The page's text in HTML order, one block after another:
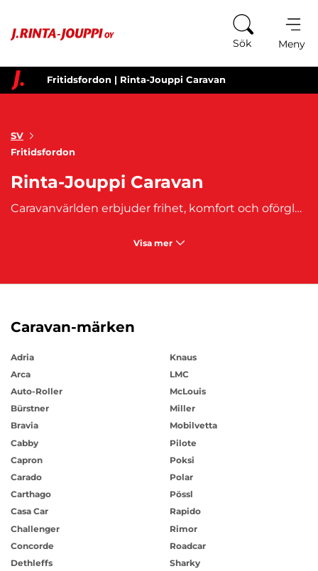
Sök Meny
Fritidsfordon | Rinta-Jouppi Caravan
SV
Fritidsfordon
Rinta-Jouppi Caravan
Caravanvärlden erbjuder frihet, komfort och oförglömliga reseupplevelser. Oavsett om det gäller en campervan, husbil eller husvagn gör rätt val resan smidig och njutbar. Med en caravan reser du utan tidtabellspress – hemmet följer med vart vägen än leder.
Visa mer
Caravan-märken
Adria
Arca
Auto-Roller
Bürstner
Bravia
Cabby
Capron
Carado
Carthago
Casa Car
Challenger
Concorde
Dethleffs
Knaus
LMC
McLouis
Miller
Mobilvetta
Pilote
Poksi
Polar
Pössl
Rapido
Rimor
Roadcar
Sharky